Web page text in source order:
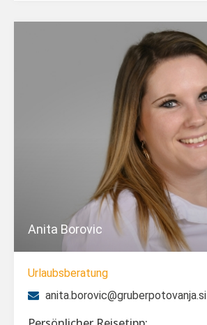
Anita Borovic
Urlaubsberatung
anita.borovic@gruberpotovanja.si